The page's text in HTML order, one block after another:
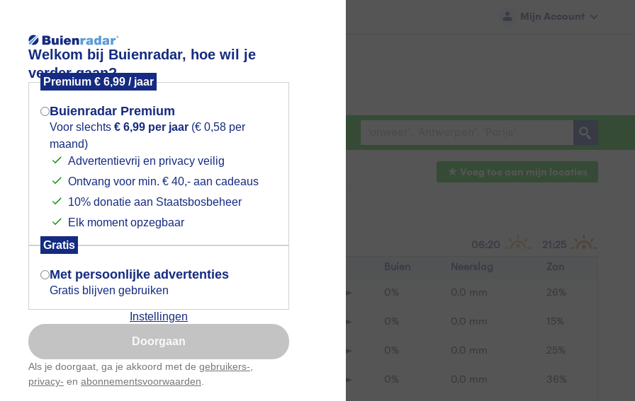
Welkom bij Buienradar, hoe wil je
verder gaan?
Premium € 6,99 / jaar
Buienradar Premium
Voor slechts € 6,99 per jaar (€ 0,58 per
maand)
Advertentievrij en privacy veilig
Ontvang voor min. € 40,- aan cadeaus
10% donatie aan Staatsbosbeheer
Elk moment opzegbaar
Gratis
Met persoonlijke advertenties
Gratis blijven gebruiken
Instellingen
Doorgaan
Als je doorgaat, ga je akkoord met de gebruikers-
privacy- en abonnementsvoorwaarden
Mijn Account
Weerzine
Voeg toe aan mijn locaties
6 augustus 2026 06:20 21:25
Temp Gevoel Buien Neerslag Zon
14°C 0% 0,0 mm 26%
16°C 14°C W 2 0% 0,0 mm 15%
W 2 0% 0,0 mm 25%
18°C 16°C 0% 0,0 mm 36%
Mogen we je locatie gebruiken voor
het weer?
Indien je hier nog geen akkoord op hebt
gegeven, verschijnt er zo een pop-up uit
je browser waarin deze toestemming
gevraagd wordt.
Is goed, toon de popup
Nu niet, misschien later
Gebruik je Safari en wil je niet elke dag deze pop-up